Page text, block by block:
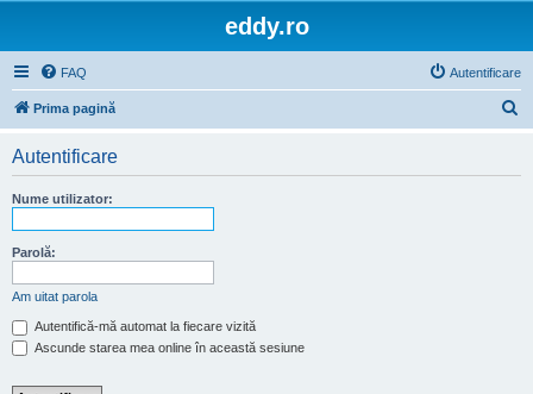
eddy.ro
FAQ Autentificare
Prima pagină
Autentificare
Nume utilizator:
Parolă:
Am uitat parola
Autentifică-mă automat la fiecare vizită
Ascunde starea mea online în această sesiune